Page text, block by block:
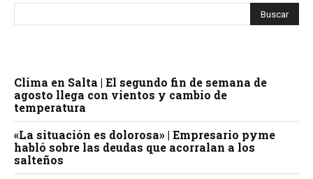
Clima en Salta | El segundo fin de semana de
agosto llega con vientos y cambio de
temperatura
«La situación es dolorosa» | Empresario pyme
habló sobre las deudas que acorralan a los
salteños